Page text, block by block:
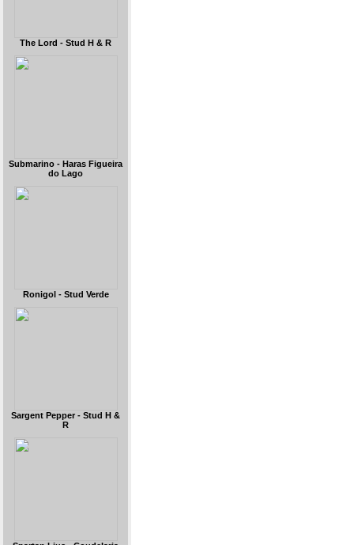
The Lord - Stud H & R
Submarino - Haras Figueira
do Lago
Ronigol - Stud Verde
Sargent Pepper - Stud H &
R